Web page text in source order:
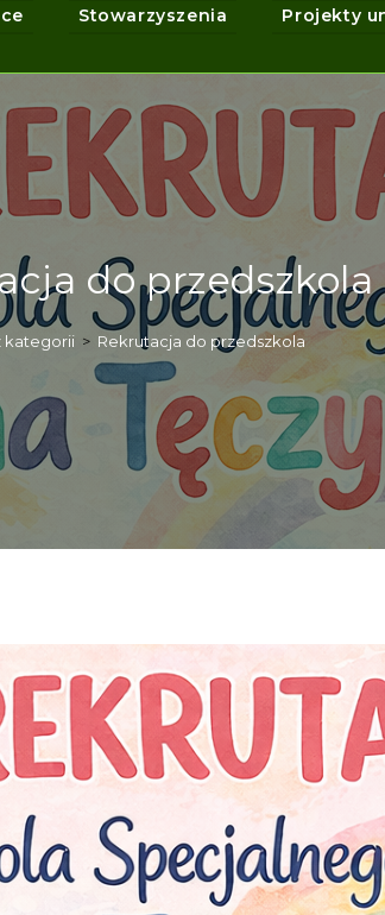
Stowarzyszenia Projekty
do przedszkola
kategorii > Rekrutacja do przedszkola